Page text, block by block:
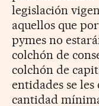
legislación
aquellos que
pymes no
colchón de
colchón de
entidades se
cantidad